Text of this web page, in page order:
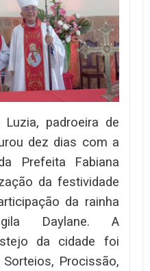
padroeira de
dez dias com a
Prefeita Fabiana
da festividade
da rainha
Daylane. A
da cidade foi
Procissão,